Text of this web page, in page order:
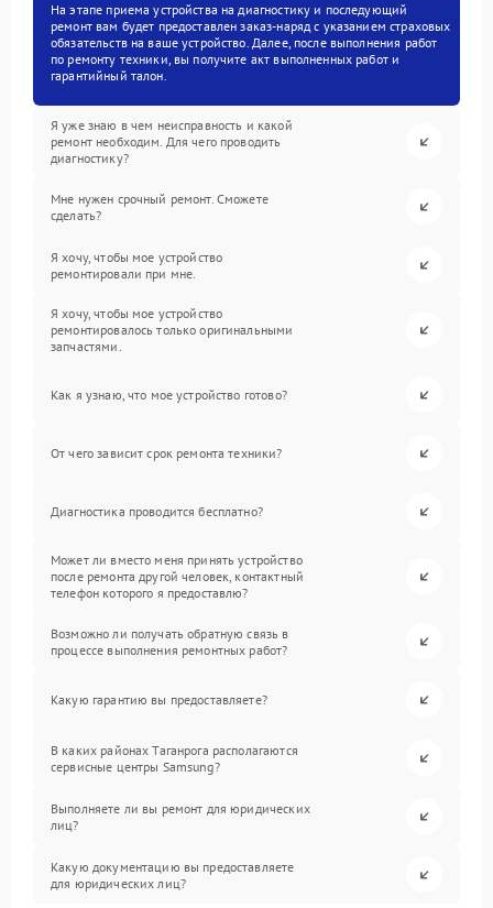
На этапе приема устройства на диагностику и последующий
ремонт вам будет предоставлен заказ-наряд с указанием страховых
обязательств на ваше устройство. Далее, после выполнения работ
по ремонту техники, вы получите акт выполненных работ и
гарантийный талон.
Я уже знаю в чем неисправность и какой
ремонт необходим. Для чего проводить
диагностику?
Мне нужен срочный ремонт. Сможете
сделать?
Я хочу, чтобы мое устройство
ремонтировали при мне.
Я хочу, чтобы мое устройство
ремонтировалось только оригинальными
запчастями.
Как я узнаю, что мое устройство готово?
От чего зависит срок ремонта техники?
Диагностика проводится бесплатно?
Может ли вместо меня принять устройство
после ремонта другой человек, контактный
телефон которого я предоставлю?
Возможно ли получать обратную связь в
процессе выполнения ремонтных работ?
Какую гарантию вы предоставляете?
В каких районах Таганрога располагаются
сервисные центры Samsung?
Выполняете ли вы ремонт для юридических
лиц?
Какую документацию вы предоставляете
для юридических лиц?